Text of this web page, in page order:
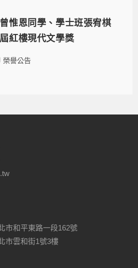
惟恩同學、學士班張宥棋
紅樓現代文學獎
榮譽公告
市和平東路一段162號
市雲和街1號3樓